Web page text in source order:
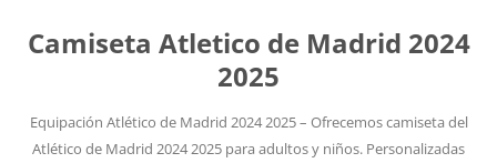
Camiseta Atletico de Madrid 2024
2025
Equipación Atlético de Madrid 2024 2025 – Ofrecemos camiseta del
Atlético de Madrid 2024 2025 para adultos y niños. Personalizadas